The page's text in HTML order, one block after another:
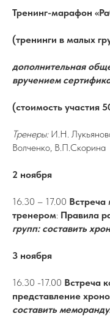
Тренинг-марафон
(тренинги в малых
дополнительная
вручением
(стоимость участия
Тренеры:И.Н.
Волченко, В.П.Скорина
2 ноября
16.30 – 17.00 Встреча
тренером: Правила
групп: составить
3 ноября
16.30 -17.00 Встреча
представление
составить